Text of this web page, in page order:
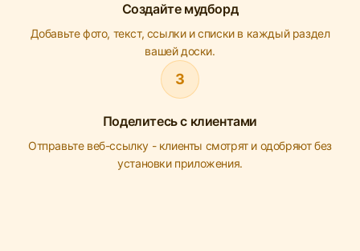
Создайте мудборд
Добавьте фото, текст, ссылки и списки в каждый раздел
вашей доски.
3
Поделитесь с клиентами
Отправьте веб-ссылку - клиенты смотрят и одобряют без
установки приложения.